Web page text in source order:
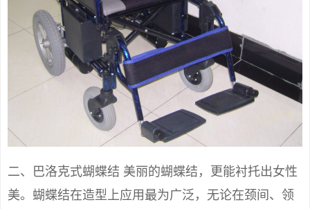
二、巴洛克式蝴蝶结 美丽的蝴蝶结，更能衬托出女性
美。蝴蝶结在造型上应用最为广泛，无论在颈间、领